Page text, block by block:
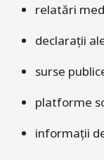
relatări
declarații
surse
platforme
informații